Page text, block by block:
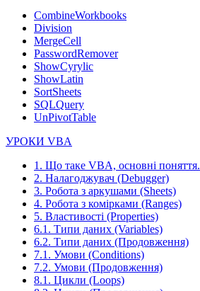
CombineWorkbooks
Division
MergeCell
PasswordRemover
ShowCyrylic
ShowLatin
SortSheets
SQLQuery
UnPivotTable
УРОКИ VBA
1. Що таке VBA, основні поняття.
2. Налагоджувач (Debugger)
3. Робота з аркушами (Sheets)
4. Робота з комірками (Ranges)
5. Властивості (Properties)
6.1. Типи даних (Variables)
6.2. Типи даних (Продовження)
7.1. Умови (Conditions)
7.2. Умови (Продовження)
8.1. Цикли (Loops)